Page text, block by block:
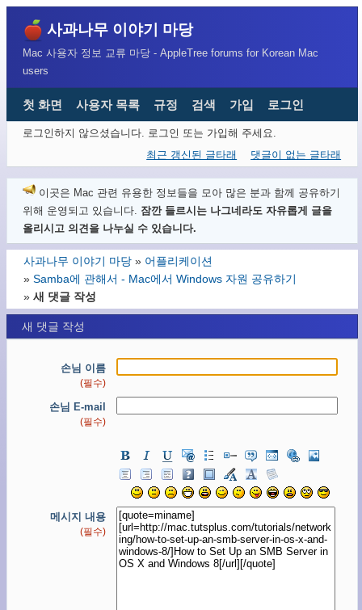
사과나무 이야기 마당
Mac 사용자 정보 교류 마당 - AppleTree forums for Korean Mac
users
첫 화면 사용자 목록 규정 검색 가입 로그인
로그인하지 않으셨습니다.
로그인 또는 가입해 주세요.
최근 갱신된 글타래
댓글이 없는 글타래
이곳은 Mac 관련 유용한 정보들을 모아 많은 분과 함께 공유하기
위해 운영되고 있습니다. 잠깐 들르시는 나그네라도 자유롭게 글을
올리시고 의견을 나누실 수 있습니다.
사과나무 이야기 마당 » 어플리케이션
» Samba에 관해서 - Mac에서 Windows 자원 공유하기
» 새 댓글 작성
새 댓글 작성
손님 이름
(필수)
손님 E-mail
(필수)
메시지 내용
(필수)